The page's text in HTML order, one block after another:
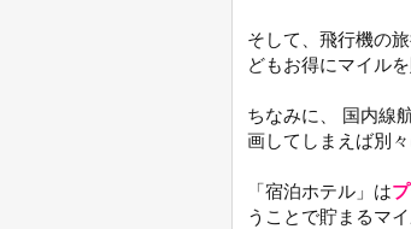
そして、飛行機の
どもお得にマイル
ちなみに、 国内線
画してしまえば別
「宿泊ホテル」は
うことで貯まるマ